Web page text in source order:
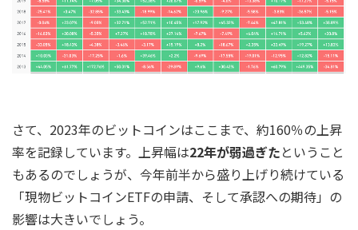
さて、2023年のビットコインはここまで、約160％の上昇
率を記録しています。上昇幅は22年が弱過ぎたということ
もあるのでしょうが、今年前半から盛り上げり続けている
「現物ビットコインETFの申請、そして承認への期待」の
影響は大きいでしょう。